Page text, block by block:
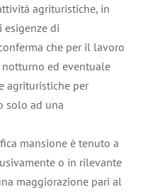
agrituristiche, in
di
che per il lavoro
ed eventuale
agrituristiche per
solo ad una
mansione è tenuto a
o in rilevante
maggiorazione pari al